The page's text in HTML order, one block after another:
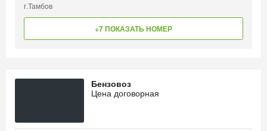
г.Тамбов
+7 ПОКАЗАТЬ НОМЕР
Бензовоз
Цена договорная